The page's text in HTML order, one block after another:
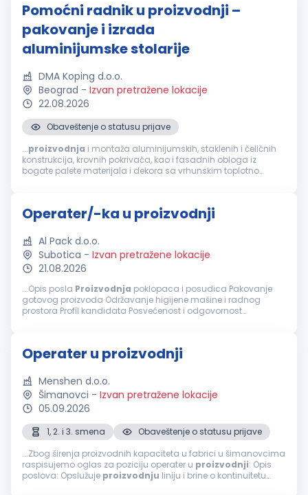
Pomoćni radnik u proizvodnji –
pakovanje i izrada
aluminijumske stolarije
DMA Koping d.o.o.
Beograd - Izvan pretražene lokacije
22.08.2026
Obaveštenje o statusu prijave
...proizvodnja i montaža aluminijumskih, staklenih i čeličnih
konstrukcija, krovnih pokrivača, kao i fasadnih obloga iz
bogate palete materijala i dekora sa vrhunskim toplotno
Operater/-ka u proizvodnji
Al Pack d.o.o.
Subotica - Izvan pretražene lokacije
21.08.2026
...Opis posla Proizvodnja poklopaca i posudica Pakovanje
gotovog proizvoda Održavanje higijene mašine i radnog
prostora Profil kandidata Posvećenost i odgovornost
Operater u proizvodnji
Menshen d.o.o.
Šimanovci - Izvan pretražene lokacije
05.09.2026
1, 2. i 3. smena
Obaveštenje o statusu prijave
...Zbog širenja proizvodnih kapaciteta u fabrici u šimanovcima
raspisujemo oglas za poziciju operater u proizvodnji: Opis
poslova: Opslužuje proizvodnju liniju i brine o kontinuitetu